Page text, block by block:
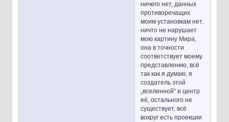
ничего нет, данных
противоречащих
моим установкам нет,
ничто не нарушает
мою картину Мира,
она в точности
соответствует моему
представлению, всё
так как я думаю, я
создатель этой
„вселенной“ и центр
её, остального не
существует, всё
вокруг есть проекции